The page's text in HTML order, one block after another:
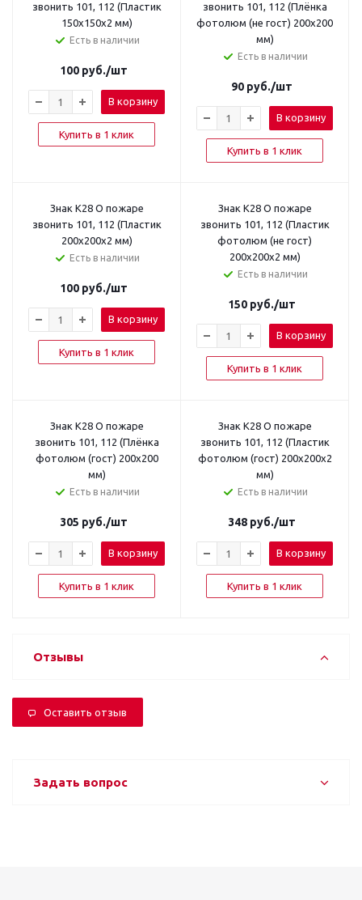
звонить 101, 112 (Пластик
150x150x2 мм)
Есть в наличии
100 руб./шт
В корзину
Купить в 1 клик
звонить 101, 112 (Плёнка
фотолюм (не гост) 200х200
мм)
Есть в наличии
90 руб./шт
В корзину
Купить в 1 клик
Знак K28 О пожаре
звонить 101, 112 (Пластик
200x200x2 мм)
Есть в наличии
100 руб./шт
В корзину
Купить в 1 клик
Знак K28 О пожаре
звонить 101, 112 (Пластик
фотолюм (не гост)
200х200х2 мм)
Есть в наличии
150 руб./шт
В корзину
Купить в 1 клик
Знак K28 О пожаре
звонить 101, 112 (Плёнка
фотолюм (гост) 200x200
мм)
Есть в наличии
305 руб./шт
В корзину
Купить в 1 клик
Знак K28 О пожаре
звонить 101, 112 (Пластик
фотолюм (гост) 200x200x2
мм)
Есть в наличии
348 руб./шт
В корзину
Купить в 1 клик
Отзывы
Оставить отзыв
Задать вопрос